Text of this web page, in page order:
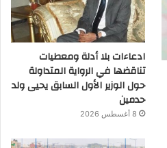
ادعاءات بلا أدلة ومعطيات
تناقضها في الرواية المتداولة
حول الوزير الأول السابق يحيى ولد
حدمين
8 أغسطس 2026